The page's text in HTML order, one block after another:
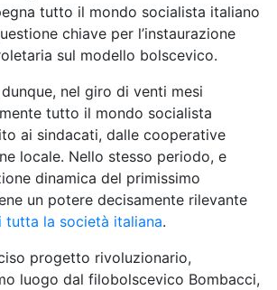
tutto il mondo socialista italiano
chiave per l’instaurazione
sul modello bolscevico.
nel giro di venti mesi
tutto il mondo socialista
ai sindacati, dalle cooperative
locale. Nello stesso periodo, e
dinamica del primissimo
un potere decisamente rilevante
tutta la società italiana.
progetto rivoluzionario,
luogo dal filobolscevico Bombacci,